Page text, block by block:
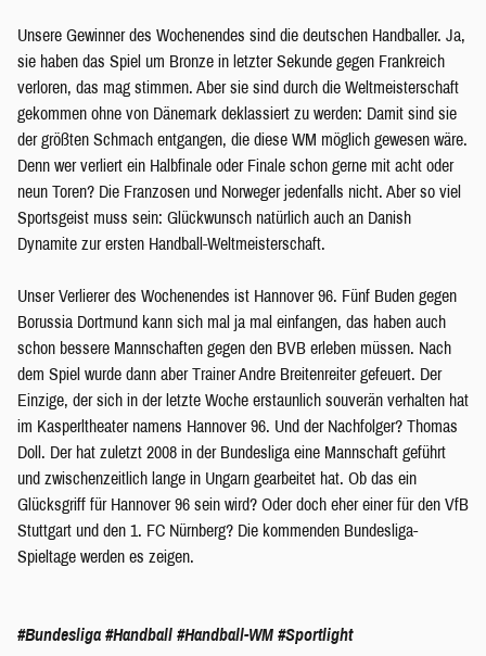
Unsere Gewinner des Wochenendes sind die deutschen Handballer. Ja,
sie haben das Spiel um Bronze in letzter Sekunde gegen Frankreich
verloren, das mag stimmen. Aber sie sind durch die Weltmeisterschaft
gekommen ohne von Dänemark deklassiert zu werden: Damit sind sie
der größten Schmach entgangen, die diese WM möglich gewesen wäre.
Denn wer verliert ein Halbfinale oder Finale schon gerne mit acht oder
neun Toren? Die Franzosen und Norweger jedenfalls nicht. Aber so viel
Sportsgeist muss sein: Glückwunsch natürlich auch an Danish
Dynamite zur ersten Handball-Weltmeisterschaft.
Unser Verlierer des Wochenendes ist Hannover 96. Fünf Buden gegen
Borussia Dortmund kann sich mal ja mal einfangen, das haben auch
schon bessere Mannschaften gegen den BVB erleben müssen. Nach
dem Spiel wurde dann aber Trainer Andre Breitenreiter gefeuert. Der
Einzige, der sich in der letzte Woche erstaunlich souverän verhalten hat
im Kasperltheater namens Hannover 96. Und der Nachfolger? Thomas
Doll. Der hat zuletzt 2008 in der Bundesliga eine Mannschaft geführt
und zwischenzeitlich lange in Ungarn gearbeitet hat. Ob das ein
Glücksgriff für Hannover 96 sein wird? Oder doch eher einer für den VfB
Stuttgart und den 1. FC Nürnberg? Die kommenden Bundesliga-
Spieltage werden es zeigen.
#Bundesliga #Handball #Handball-WM #Sportlight